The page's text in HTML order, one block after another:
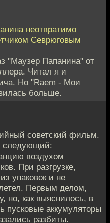
неотвратимо
Севрюговым
"Маузер Папанина" от
Читал я и
Но "Raem - Мои
больше.
советский фильм.
следующий:
воздухом
При разгрузке,
упаковок и не
Первым делом,
но, как выяснилось, в
пусковые аккумуляторы
разбиты.